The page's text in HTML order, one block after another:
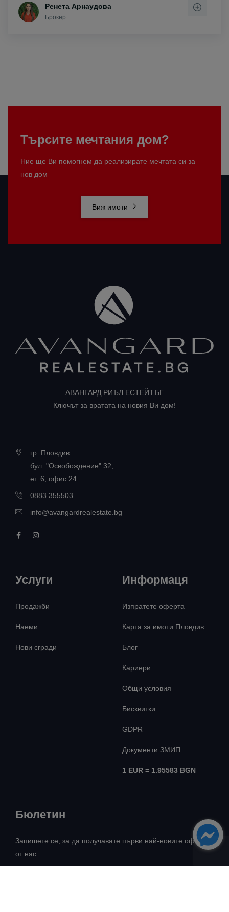
Ренета Арнаудова
Брокер
Търсите мечтания дом?
Ние ще Ви помогнем да реализирате мечтата си за
нов дом
Виж имоти
АВАНГАРД РИЪЛ ЕСТЕЙТ.БГ
Ключът за вратата на новия Ви дом!
гр. Пловдив
бул. "Освобождение" 32,
ет. 6, офис 24
0883 355503
info@avangardrealestate.bg
Услуги
Продажби
Наеми
Нови сгради
Информаця
Изпратете оферта
Карта за имоти Пловдив
Блог
Кариери
Общи условия
Бисквитки
GDPR
Документи ЗМИП
1 EUR = 1.95583 BGN
Бюлетин
Запишете се, за да получавате първи най-новите оферти
от нас